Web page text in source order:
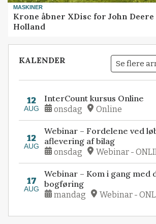
MASKINER
Krone åbner XDisc for John Deere
Holland
KALENDER Se flere
12
AUG
InterCount kursus Online
onsdag Online
12
AUG
Webinar – Fordelene ved
aflevering af bilag
onsdag Webinar -
17
AUG
Webinar – Kom i gang med
bogføring
mandag Webinar -